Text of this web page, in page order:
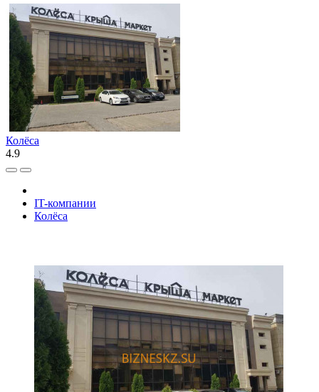
Колёса
4.9
IT-компании
Колёса